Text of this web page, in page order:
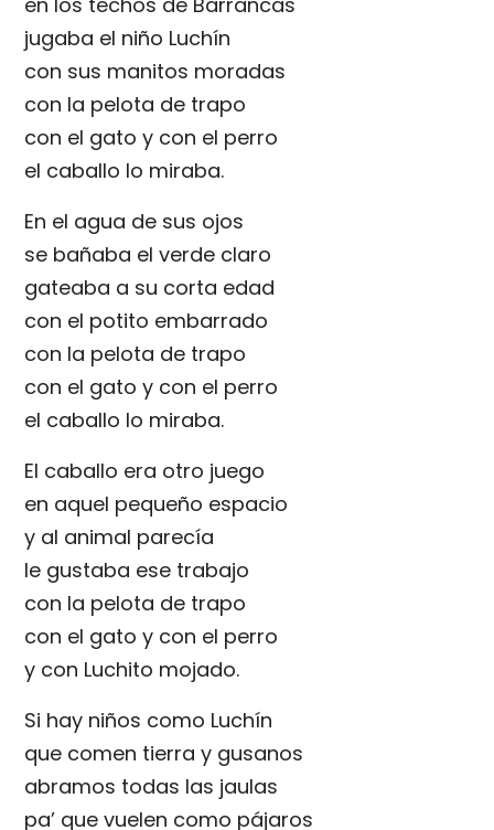
jugaba el niño Luchín
con sus manitos moradas
con la pelota de trapo
con el gato y con el perro
el caballo lo miraba.
En el agua de sus ojos
se bañaba el verde claro
gateaba a su corta edad
con el potito embarrado
con la pelota de trapo
con el gato y con el perro
el caballo lo miraba.
El caballo era otro juego
en aquel pequeño espacio
y al animal parecía
le gustaba ese trabajo
con la pelota de trapo
con el gato y con el perro
y con Luchito mojado.
Si hay niños como Luchín
que comen tierra y gusanos
abramos todas las jaulas
pa’ que vuelen como pájaros